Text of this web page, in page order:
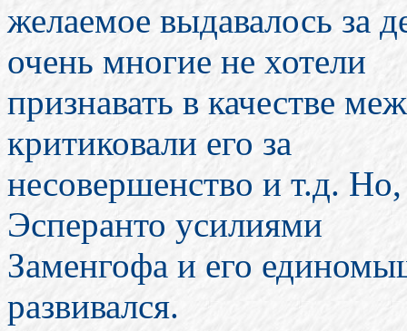
желаемое выдавалось за
очень многие не хотели
признавать в качестве
критиковали его за
несовершенство и т.д.
Эсперанто усилиями
Заменгофа и его
развивался.